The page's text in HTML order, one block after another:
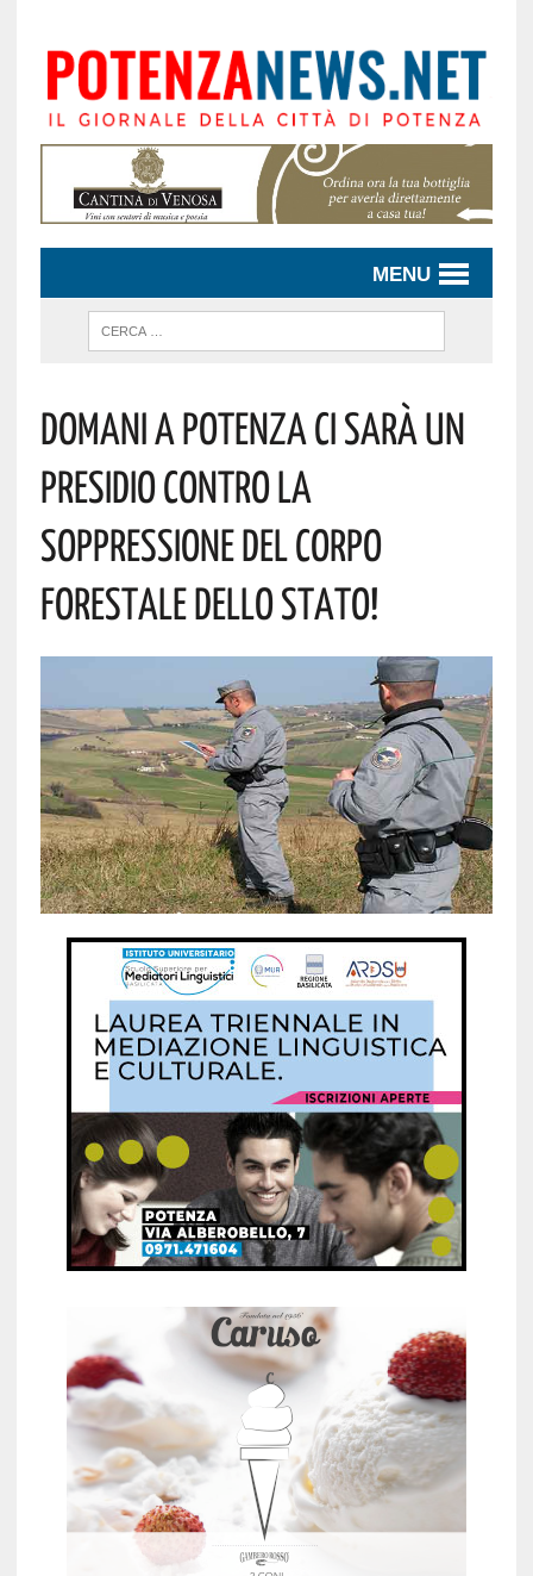
MENU
DOMANI A POTENZA CI SARÀ UN
PRESIDIO CONTRO LA
SOPPRESSIONE DEL CORPO
FORESTALE DELLO STATO!